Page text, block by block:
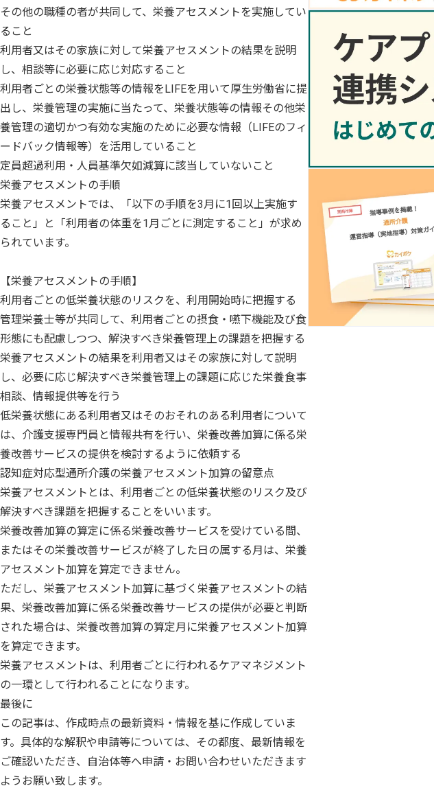
その他の職種の者が共同して、栄養アセスメントを実施してい
ること
利用者又はその家族に対して栄養アセスメントの結果を説明
し、相談等に必要に応じ対応すること
利用者ごとの栄養状態等の情報をLIFEを用いて厚生労働省に提
出し、栄養管理の実施に当たって、栄養状態等の情報その他栄
養管理の適切かつ有効な実施のために必要な情報（LIFEのフィ
ードバック情報等）を活用していること
定員超過利用・人員基準欠如減算に該当していないこと
栄養アセスメントの手順
栄養アセスメントでは、「以下の手順を3月に1回以上実施す
ること」と「利用者の体重を1月ごとに測定すること」が求め
られています。
【栄養アセスメントの手順】
利用者ごとの低栄養状態のリスクを、利用開始時に把握する
管理栄養士等が共同して、利用者ごとの摂食・嚥下機能及び食
形態にも配慮しつつ、解決すべき栄養管理上の課題を把握する
栄養アセスメントの結果を利用者又はその家族に対して説明
し、必要に応じ解決すべき栄養管理上の課題に応じた栄養食事
相談、情報提供等を行う
低栄養状態にある利用者又はそのおそれのある利用者について
は、介護支援専門員と情報共有を行い、栄養改善加算に係る栄
養改善サービスの提供を検討するように依頼する
認知症対応型通所介護の栄養アセスメント加算の留意点
栄養アセスメントとは、利用者ごとの低栄養状態のリスク及び
解決すべき課題を把握することをいいます。
栄養改善加算の算定に係る栄養改善サービスを受けている間、
またはその栄養改善サービスが終了した日の属する月は、栄養
アセスメント加算を算定できません。
ただし、栄養アセスメント加算に基づく栄養アセスメントの結
果、栄養改善加算に係る栄養改善サービスの提供が必要と判断
された場合は、栄養改善加算の算定月に栄養アセスメント加算
を算定できます。
栄養アセスメントは、利用者ごとに行われるケアマネジメント
の一環として行われることになります。
最後に
この記事は、作成時点の最新資料・情報を基に作成していま
す。具体的な解釈や申請等については、その都度、最新情報を
ご確認いただき、自治体等へ申請・お問い合わせいただきます
ようお願い致します。